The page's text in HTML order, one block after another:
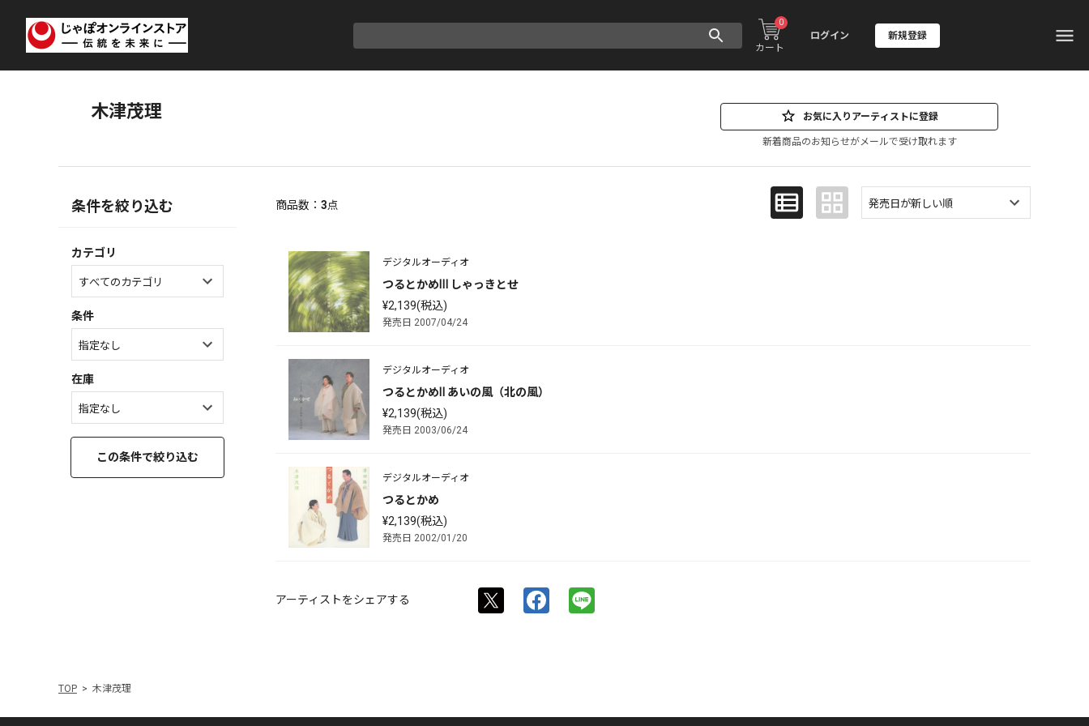
カート
0
ログイン 新規登録
木津茂理 お気に入りアーティストに登録
新着商品のお知らせがメールで受け取れます
条件を絞り込む
カテゴリ
条件
在庫
この条件で絞り込む
商品数： 3点
デジタルオーディオ
つるとかめⅢ しゃっきとせ
¥2,139(税込)
発売日 2007/04/24
デジタルオーディオ
つるとかめⅡ あいの風（北の風）
¥2,139(税込)
発売日 2003/06/24
デジタルオーディオ
つるとかめ
¥2,139(税込)
発売日 2002/01/20
アーティストをシェアする
TOP 木津茂理